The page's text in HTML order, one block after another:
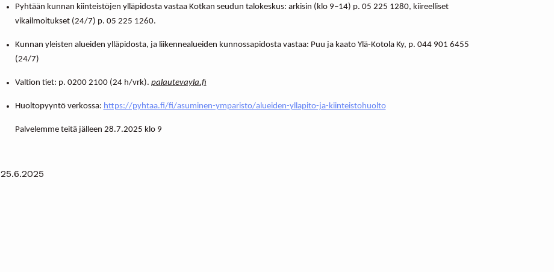
Pyhtään kunnan kiinteistöjen ylläpidosta vastaa Kotkan seudun talokeskus: arkisin (klo 9–14) p. 05 225 1280, kiireelliset
vikailmoitukset (24/7) p. 05 225 1260.
Kunnan yleisten alueiden ylläpidosta, ja liikennealueiden kunnossapidosta vastaa: Puu ja kaato Ylä-Kotola Ky, p. 044 901 6455
(24/7)
Valtion tiet: p. 0200 2100 (24 h/vrk). palautevayla.fi
Huoltopyyntö verkossa: https://pyhtaa.fi/fi/asuminen-ymparisto/alueiden-yllapito-ja-kiinteistohuolto
Palvelemme teitä jälleen 28.7.2025 klo 9
25.6.2025